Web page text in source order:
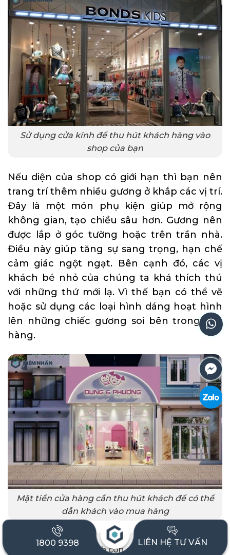
Sử dụng cửa kính để thu hút khách hàng vào
shop của bạn
Nếu diện của shop có giới hạn thì bạn nên
trang trí thêm nhiều gương ở khắp các vị trí.
Đây là một món phụ kiện giúp mở rộng
không gian, tạo chiều sâu hơn. Gương nên
được lắp ở góc tường hoặc trên trần nhà.
Điều này giúp tăng sự sang trọng, hạn chế
cảm giác ngột ngạt. Bên cạnh đó, các vị
khách bé nhỏ của chúng ta khá thích thú
với những thứ mới lạ. Vì thế bạn có thể vẽ
hoặc sử dụng các loại hình dáng hoạt hình
lên những chiếc gương soi bên trong cửa
hàng.
Mặt tiền cửa hàng cần thu hút khách để có thể
dẫn khách vào mua hàng
Việc thiết kế cửa kính còn được ứng dụng
1800 9398 LIÊN HỆ TƯ VẤN